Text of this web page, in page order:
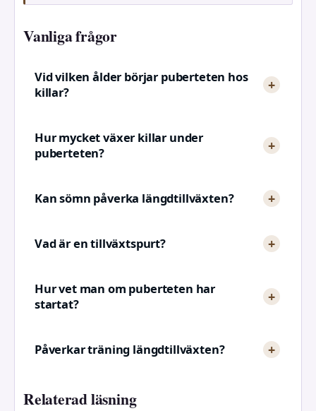
Vanliga frågor
Vid vilken ålder börjar puberteten hos
killar?
Hur mycket växer killar under
puberteten?
Kan sömn påverka längdtillväxten?
Vad är en tillväxtspurt?
Hur vet man om puberteten har
startat?
Påverkar träning längdtillväxten?
Relaterad läsning